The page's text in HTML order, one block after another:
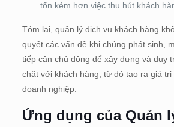
tốn kém hơn việc thu hút khách
Tóm lại, quản lý dịch vụ khách hàng
quyết các vấn đề khi chúng phát sinh,
tiếp cận chủ động để xây dựng và duy
chặt với khách hàng, từ đó tạo ra giá
doanh nghiệp.
Ứng dụng của Quản